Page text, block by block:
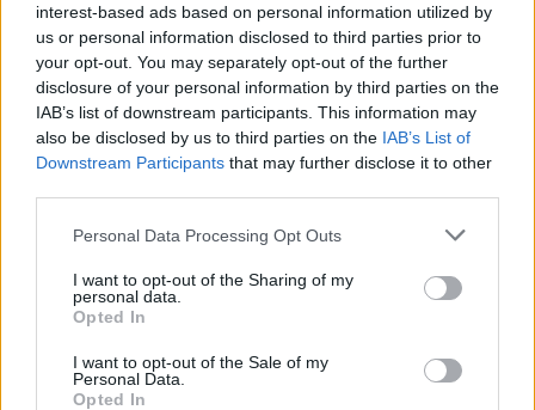
interest-based ads based on personal information utilized by
us or personal information disclosed to third parties prior to
your opt-out. You may separately opt-out of the further
disclosure of your personal information by third parties on the
IAB’s list of downstream participants. This information may
also be disclosed by us to third parties on the IAB’s List of
Downstream Participants that may further disclose it to other
Personal Data Processing Opt Outs
I want to opt-out of the Sharing of my
personal data.
Opted In
I want to opt-out of the Sale of my
Personal Data.
Opted In
In evidenza